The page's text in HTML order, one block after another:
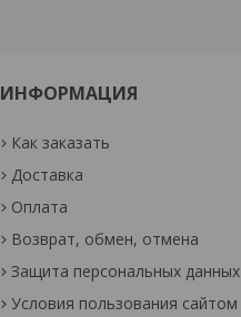
ИНФОРМАЦИЯ
Как заказать
Доставка
Оплата
Возврат, обмен, отмена
Защита персональных данных
Условия пользования сайтом